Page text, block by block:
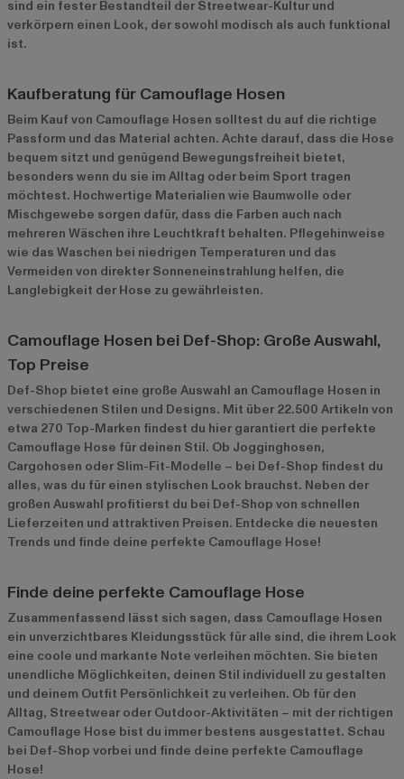
sind ein fester Bestandteil der Streetwear-Kultur und
verkörpern einen Look, der sowohl modisch als auch funktional
ist.
Kaufberatung für Camouflage Hosen
Beim Kauf von Camouflage Hosen solltest du auf die richtige
Passform und das Material achten. Achte darauf, dass die Hose
bequem sitzt und genügend Bewegungsfreiheit bietet,
besonders wenn du sie im Alltag oder beim Sport tragen
möchtest. Hochwertige Materialien wie Baumwolle oder
Mischgewebe sorgen dafür, dass die Farben auch nach
mehreren Wäschen ihre Leuchtkraft behalten. Pflegehinweise
wie das Waschen bei niedrigen Temperaturen und das
Vermeiden von direkter Sonneneinstrahlung helfen, die
Langlebigkeit der Hose zu gewährleisten.
Camouflage Hosen bei Def-Shop: Große Auswahl,
Top Preise
Def-Shop bietet eine große Auswahl an Camouflage Hosen in
verschiedenen Stilen und Designs. Mit über 22.500 Artikeln von
etwa 270 Top-Marken findest du hier garantiert die perfekte
Camouflage Hose für deinen Stil. Ob Jogginghosen,
Cargohosen oder Slim-Fit-Modelle – bei Def-Shop findest du
alles, was du für einen stylischen Look brauchst. Neben der
großen Auswahl profitierst du bei Def-Shop von schnellen
Lieferzeiten und attraktiven Preisen. Entdecke die neuesten
Trends und finde deine perfekte Camouflage Hose!
Finde deine perfekte Camouflage Hose
Zusammenfassend lässt sich sagen, dass Camouflage Hosen
ein unverzichtbares Kleidungsstück für alle sind, die ihrem Look
eine coole und markante Note verleihen möchten. Sie bieten
unendliche Möglichkeiten, deinen Stil individuell zu gestalten
und deinem Outfit Persönlichkeit zu verleihen. Ob für den
Alltag, Streetwear oder Outdoor-Aktivitäten – mit der richtigen
Camouflage Hose bist du immer bestens ausgestattet. Schau
bei Def-Shop vorbei und finde deine perfekte Camouflage
Hose!